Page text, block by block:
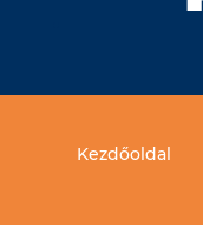
Kezdőoldal